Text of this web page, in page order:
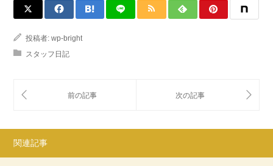
投稿者: wp-bright
スタッフ日記
関連記事